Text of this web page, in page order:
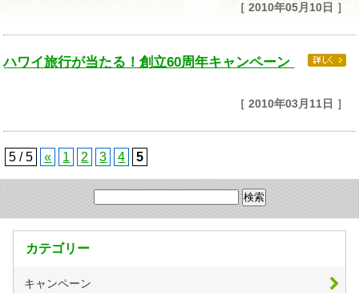
［ 2010年05月10日 ］
ハワイ旅行が当たる！創立60周年キャンペーン
［ 2010年03月11日 ］
5 / 5 « 1 2 3 4 5
カテゴリー
キャンペーン